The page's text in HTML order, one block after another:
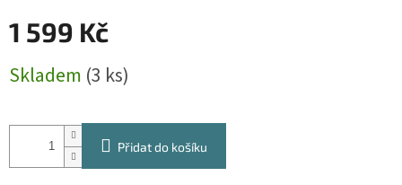
1 599 Kč
cena:
Skladem (3 ks)
Přidat do košíku